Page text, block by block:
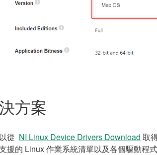
方案
從 NI Linux Device Drivers Download 取
援的 Linux 作業系統清單以及各個驅動程式